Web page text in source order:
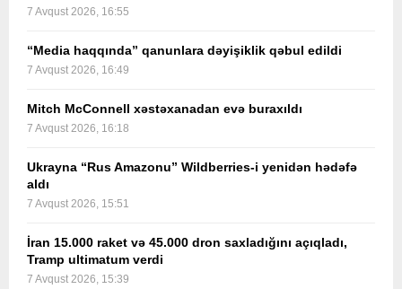
7 Avqust 2026, 16:55
“Media haqqında” qanunlara dəyişiklik qəbul edildi
7 Avqust 2026, 16:49
Mitch McConnell xəstəxanadan evə buraxıldı
7 Avqust 2026, 16:18
Ukrayna “Rus Amazonu” Wildberries-i yenidən hədəfə
aldı
7 Avqust 2026, 15:51
İran 15.000 raket və 45.000 dron saxladığını açıqladı,
Tramp ultimatum verdi
7 Avqust 2026, 15:39